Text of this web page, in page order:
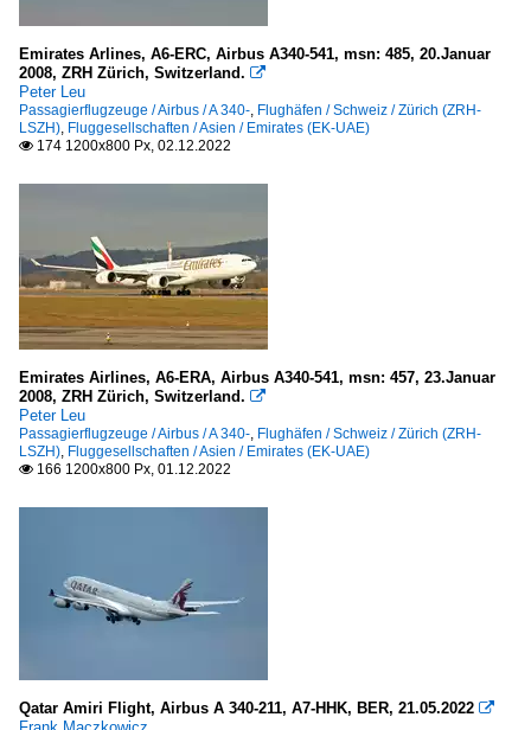
Amsterdam-Schiphol (AMS-EHAM)
Niederländische Antillen
Wien-Schwechat (VIE-LOWW)
Portugal
Schweiz
Basel-Mülhausen (BSL-LSZM / MLH-LFSB )
Geneve (GVA)
Maribor (MBX-LJMB)
Barcelona-El Prat (BCN-LEBL)
Emirates Arlines, A6-ERC, Airbus A340-541, msn: 485, 20.Januar
2008, ZRH Zürich, Switzerland. 
Peter Leu
Passagierflugzeuge / Airbus / A 340-, Flughäfen / Schweiz / Zürich (ZRH-
LSZH), Fluggesellschaften / Asien / Emirates (EK-UAE)
 174 1200x800 Px, 02.12.2022
Emirates Airlines, A6-ERA, Airbus A340-541, msn: 457, 23.Januar
2008, ZRH Zürich, Switzerland. 
Peter Leu
Passagierflugzeuge / Airbus / A 340-, Flughäfen / Schweiz / Zürich (ZRH-
LSZH), Fluggesellschaften / Asien / Emirates (EK-UAE)
 166 1200x800 Px, 01.12.2022
Qatar Amiri Flight, Airbus A 340-211, A7-HHK, BER, 21.05.2022 